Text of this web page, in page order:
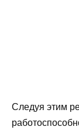
Следуя этим